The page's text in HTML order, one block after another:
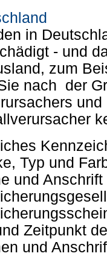
in
- und
zum
nach der
Typ und
und
Zeitpunkt
und